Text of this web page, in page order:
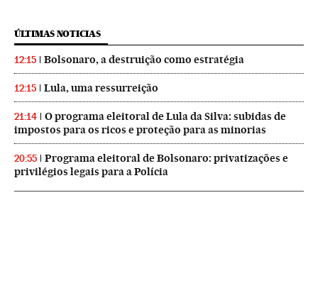
ÚLTIMAS NOTICIAS
12:15 Bolsonaro, a destruição como estratégia
12:15 Lula, uma ressurreição
21:14
O programa eleitoral de Lula da Silva: subidas de
impostos para os ricos e proteção para as minorias
20:55
Programa eleitoral de Bolsonaro: privatizações e
privilégios legais para a Polícia